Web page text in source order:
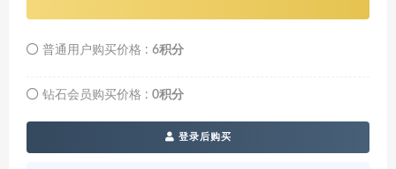
普通用户购买价格 : 6积分
钻石会员购买价格 : 0积分
登录后购买